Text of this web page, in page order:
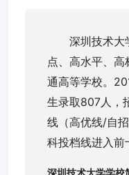
深圳技术大
点、高水平、
通高等学校。
生录取807人，
线（高优线/自
科投档线进入前
深圳技术大学学校